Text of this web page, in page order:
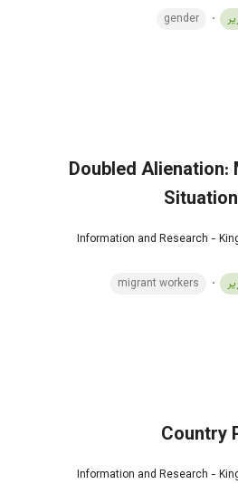
gender
Doubled
Information and Research -
migrant workers
Country
Information and Research -